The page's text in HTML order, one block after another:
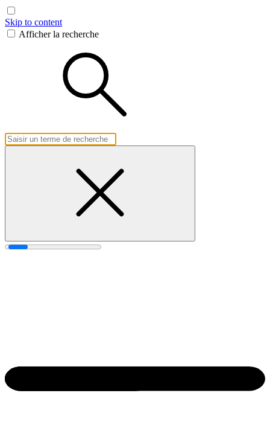
Skip to content
Afficher la recherche